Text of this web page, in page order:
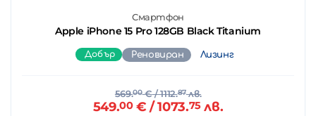
Смартфон
Apple iPhone 15 Pro 128GB Black Titanium
Добър Реновиран Лизинг
569.00€/ 1112.87лв.
549.00€ / 1073.75лв.